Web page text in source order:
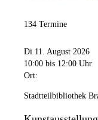
134 Termine
Di 11. August 2026
10:00 bis 12:00 Uhr
Ort:
Stadtteilbibliothek